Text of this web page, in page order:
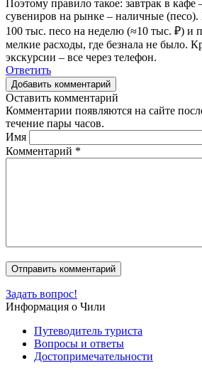
Поэтому правило такое: завтрак в кафе
сувениров на рынке – наличные (песо).
100 тыс. песо на неделю (≈10 тыс. ₽) и
мелкие расходы, где безнала не было.
экскурсии – все через телефон.
Ответить
Добавить комментарий
Оставить комментарий
Комментарии появляются на сайте
течение пары часов.
Имя
Комментарий *
Задать вопрос!
Информация о Чили
Путеводитель туриста
Вопросы и ответы
Достопримечательности